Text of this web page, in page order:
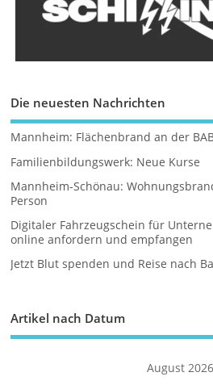
Die neuesten Nachrichten
Mannheim: Flächenbrand an der
Familienbildungswerk: Neue Kurse
Mannheim-Schönau:
Person
Digitaler Fahrzeugschein für
online anfordern und empfangen
Jetzt Blut spenden und Reise nach
Artikel nach Datum
August 2026